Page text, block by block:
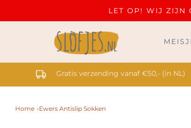
LET OP! WIJ ZIJN
Gratis verzending vanaf €50,- (in NL)
Home ›Ewers Antislip Sokken